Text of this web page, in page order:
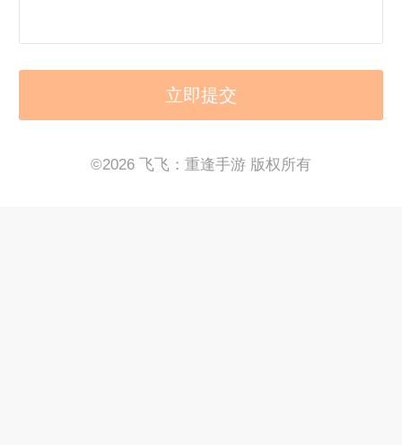
©2026 飞飞：重逢手游 版权所有